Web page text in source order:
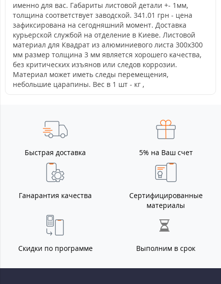
именно для вас. Габариты листовой детали +- 1мм,
толщина соответствует заводской. 341.01 грн - цена
зафиксирована на сегодняшний момент. Доставка
курьерской службой на отделение в Киеве. Листовой
материал для Квадрат из алюминиевого листа 300х300
мм размер толщина 3 мм является хорошего качества,
без критических изъянов или следов коррозии.
Материал может иметь следы перемещения,
небольшие царапины. Вес в 1 шт - кг ,
Быстрая доставка 5% на Ваш счет
Ганарантия качества
Сертифицированные
материалы
Скидки по программе Выполним в срок